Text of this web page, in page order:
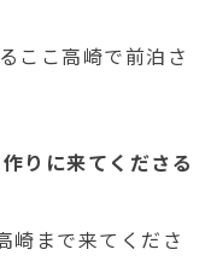
ここ高崎で前泊さ
りに来てくださる
崎まで来てくださ